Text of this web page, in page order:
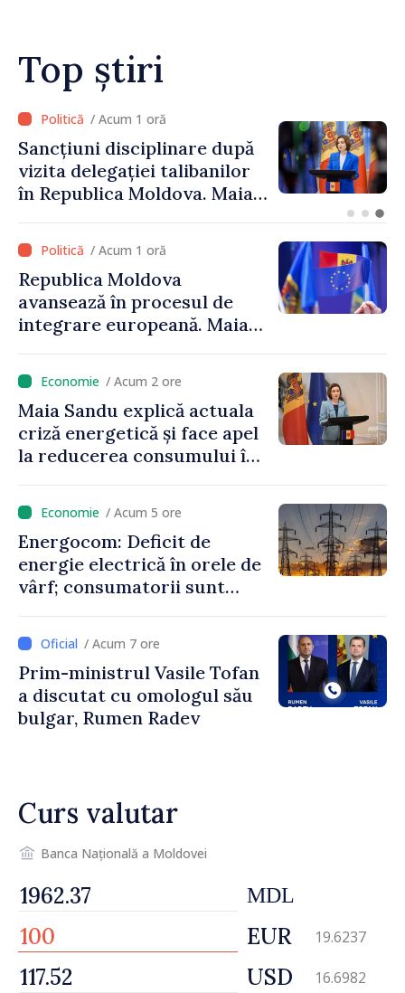
Top știri
/ Acum 12 minute
Adunarea Populară a
Găgăuziei trebuie să aibă un
mandat deplin. Președinta
libere și corecte””
/ Acum 1 oră
Republica Moldova
avansează în procesul de
integrare europeană. Maia
niciun stat”
/ Acum 2 ore
Maia Sandu explică actuala
criză energetică și face apel
la reducerea consumului în
putem menține prețurile la
un nivel mai mic”
/ Acum 5 ore
Energocom: Deficit de
energie electrică în orele de
vârf; consumatorii sunt
/ Acum 7 ore
Prim-ministrul Vasile Tofan
a discutat cu omologul său
bulgar, Rumen Radev
Curs valutar
Banca Națională a Moldovei
MDL
EUR 19.6237
USD 16.6982